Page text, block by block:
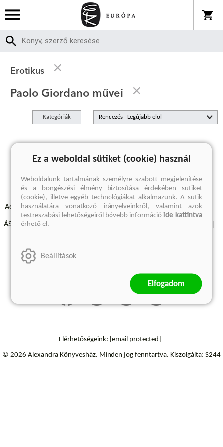
Erotikus
Paolo Giordano művei
Kategóriák Rendezés
A keresett kifejezésre nincs találat
Adatvédelmi szabályzatok Elállási felmondási nyilatkozat
ÁSZF - Vásárlási feltételek
Elérhetőségeink: [email protected]
© 2026 Alexandra Könyvesház. Minden jog fenntartva. Kiszolgálta: S244
Ez a weboldal sütiket (cookie) használ
Weboldalunk tartalmának személyre szabott megjelenítése
és a böngészési élmény biztosítása érdekében sütiket
(cookie), illetve egyéb technológiákat alkalmazunk. A sütik
használatára vonatkozó irányelveinkről, valamint azok
testreszabási lehetőségeiről bővebb információide kattintva
érhető el.
Beállítások
Elfogadom